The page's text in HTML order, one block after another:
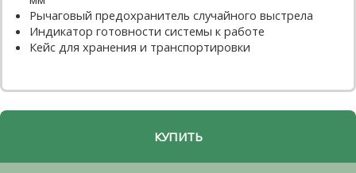
Рычаговый предохранитель случайного выстрела
Индикатор готовности системы к работе
Кейс для хранения и транспортировки
КУПИТЬ